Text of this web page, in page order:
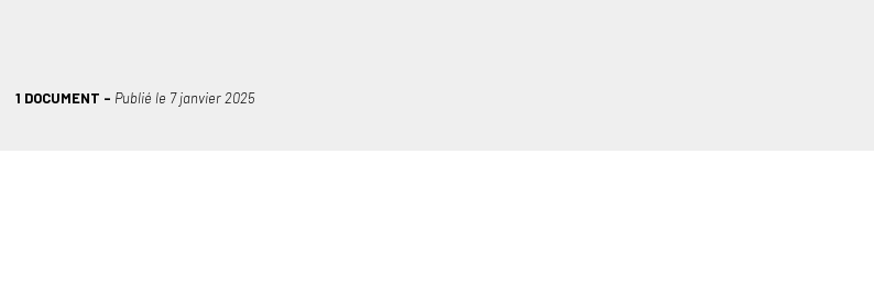
1 DOCUMENT Publié le 7 janvier 2025